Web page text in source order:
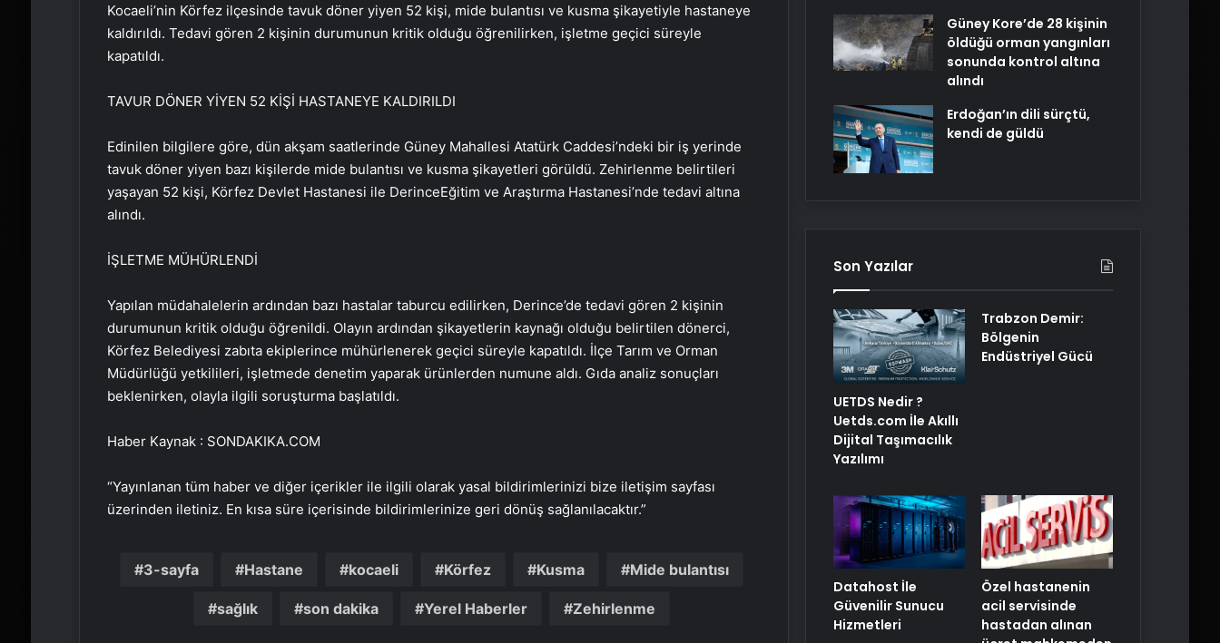
Kocaeli’nin Körfez ilçesinde tavuk döner yiyen 52 kişi, mide bulantısı ve kusma şikayetiyle hastaneye
kaldırıldı. Tedavi gören 2 kişinin durumunun kritik olduğu öğrenilirken, işletme geçici süreyle
kapatıldı.
TAVUR DÖNER YİYEN 52 KİŞİ HASTANEYE KALDIRILDI
Edinilen bilgilere göre, dün akşam saatlerinde Güney Mahallesi Atatürk Caddesi’ndeki bir iş yerinde
tavuk döner yiyen bazı kişilerde mide bulantısı ve kusma şikayetleri görüldü. Zehirlenme belirtileri
yaşayan 52 kişi, Körfez Devlet Hastanesi ile DerinceEğitim ve Araştırma Hastanesi’nde tedavi altına
alındı.
İŞLETME MÜHÜRLENDİ
Yapılan müdahalelerin ardından bazı hastalar taburcu edilirken, Derince’de tedavi gören 2 kişinin
durumunun kritik olduğu öğrenildi. Olayın ardından şikayetlerin kaynağı olduğu belirtilen dönerci,
Körfez Belediyesi zabıta ekiplerince mühürlenerek geçici süreyle kapatıldı. İlçe Tarım ve Orman
Müdürlüğü yetkilileri, işletmede denetim yaparak ürünlerden numune aldı. Gıda analiz sonuçları
beklenirken, olayla ilgili soruşturma başlatıldı.
Haber Kaynak : SONDAKIKA.COM
“Yayınlanan tüm haber ve diğer içerikler ile ilgili olarak yasal bildirimlerinizi bize iletişim sayfası
üzerinden iletiniz. En kısa süre içerisinde bildirimlerinize geri dönüş sağlanılacaktır.”
3-sayfa Hastane kocaeli Körfez Kusma Mide bulantısı
sağlık son dakika Yerel Haberler Zehirlenme
Pediatri’nin Değişen ‘Zorlaşan’ Yüzü
alınacak
Güney Kore’de 28 kişinin
öldüğü orman yangınları
sonunda kontrol altına
alındı
Erdoğan’ın dili sürçtü,
kendi de güldü
Son Yazılar
UETDS Nedir ?
Uetds.com İle Akıllı
Dijital Taşımacılık
Yazılımı
Trabzon Demir:
Bölgenin
Endüstriyel Gücü
Datahost İle
Güvenilir Sunucu
Hizmetleri
Özel hastanenin
acil servisinde
hastadan alınan